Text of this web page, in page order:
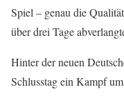
Spiel – genau die
über drei Tage
Hinter der neuen
Schlusstag ein Kampf